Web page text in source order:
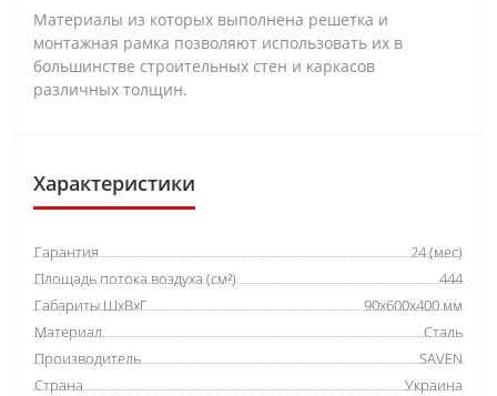
Материалы из которых выполнена решетка и
монтажная рамка позволяют использовать их в
большинстве строительных стен и каркасов
различных толщин.
Характеристики
Гарантия
24 (мес)
Площадь потока воздуха (см²)
444
Габариты ШхВхГ
90х600х400 мм
Материал
Сталь
Производитель
SAVEN
Страна
Украина